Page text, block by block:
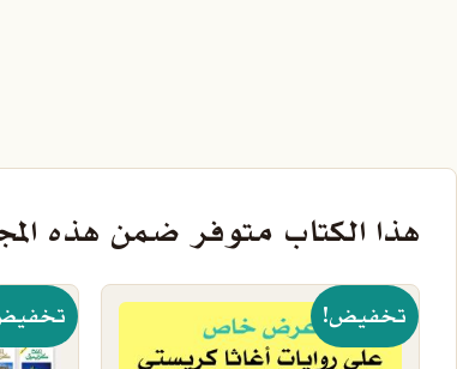
هذا الكتاب متوفر ضمن هذه
تخفيض!